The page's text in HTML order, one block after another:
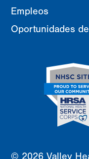
Empleos
Oportunidades
© 2026 Valley